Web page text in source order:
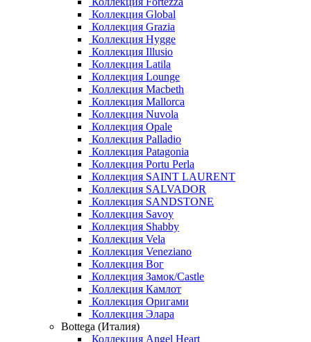
Коллекция Global
Коллекция Grazia
Коллекция Hygge
Коллекция Illusio
Коллекция Latila
Коллекция Lounge
Коллекция Macbeth
Коллекция Mallorca
Коллекция Nuvola
Коллекция Opale
Коллекция Palladio
Коллекция Patagonia
Коллекция Portu Perla
Коллекция SAINT LAURENT
Коллекция SALVADOR
Коллекция SANDSTONE
Коллекция Savoy
Коллекция Shabby
Коллекция Vela
Коллекция Veneziano
Коллекция Вог
Коллекция Замок/Castle
Коллекция Камлот
Коллекция Оригами
Коллекция Элара
Bottega (Италия)
Коллекция Angel Heart